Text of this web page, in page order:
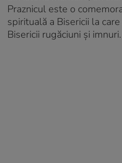
Praznicul este o
spirituală a Bisericii la
Bisericii rugăciuni și imnuri.